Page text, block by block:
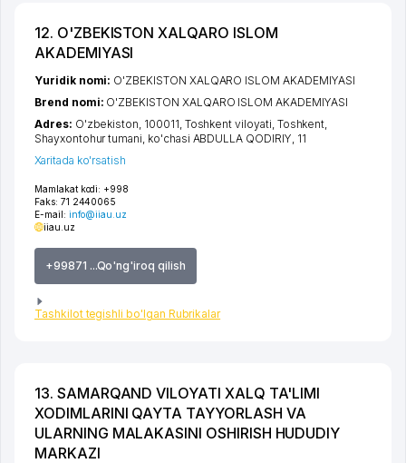
12. O'ZBEKISTON XALQARO ISLOM
AKADEMIYASI
Mamlakat kodi: +998
Faks: 71 2440065
E-mail: info@iiau.uz
iiau.uz
+99871 ...Qo'ng'iroq qilish
Tashkilot tegishli bo'lgan Rubrikalar
Yuridik nomi: O'ZBEKISTON XALQARO ISLOM AKADEMIYASI
Brend nomi: O'ZBEKISTON XALQARO ISLOM AKADEMIYASI
Adres: O'zbekiston, 100011, Toshkent viloyati, Toshkent,
Shayxontohur tumani, ko'chasi ABDULLA QODIRIY, 11
Xaritada ko'rsatish
13. SAMARQAND VILOYATI XALQ TA'LIMI
XODIMLARINI QAYTA TAYYORLASH VA
ULARNING MALAKASINI OSHIRISH HUDUDIY
MARKAZI